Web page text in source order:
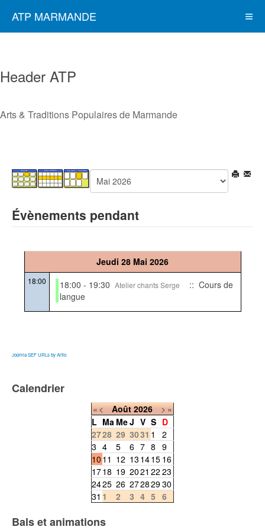
ATP MARMANDE
Header ATP
Arts & Traditions Populaires de Marmande
Évènements pendant
Jeudi 28 Mai 2026
18:00 18:00 - 19:30 Atelier chants Serge
:: Cours de
langue
Joomla SEF URLs by Artio
Calendrier
«< Août 2026 >»
L Ma MeJ V S D
2728 29 3031 1
2
3 4 5 6 7 8 9
10 11 12 13 1415 16
1718 19 2021 22 23
2425 26 27282930
31 1 2 3 4 5 6
Bals et animations